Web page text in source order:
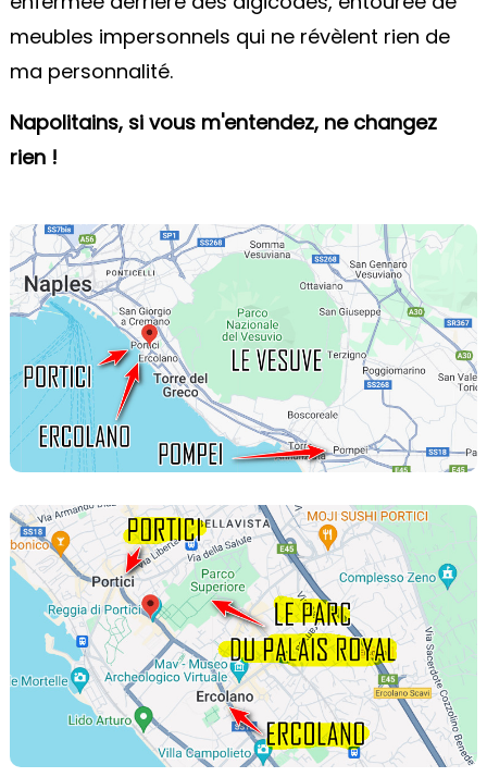
meubles impersonnels qui ne révèlent rien de
ma personnalité.
Napolitains, si vous m'entendez, ne changez
rien !